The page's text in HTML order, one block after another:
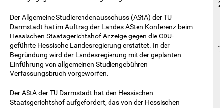
Der Allgemeine Studierendenausschuss (AStA) der TU
Darmstadt hat im Auftrag der Landes ASten Konferenz beim
Hessischen Staatsgerichtshof Anzeige gegen die CDU-
geführte Hessische Landesregierung erstattet. In der
Begründung wird der Landesregierung mit der geplanten
Einführung von allgemeinen Studiengebühren
Verfassungsbruch vorgeworfen.
Der AStA der TU Darmstadt hat den Hessischen
Staatsgerichtshof aufgefordert, das von der Hessischen